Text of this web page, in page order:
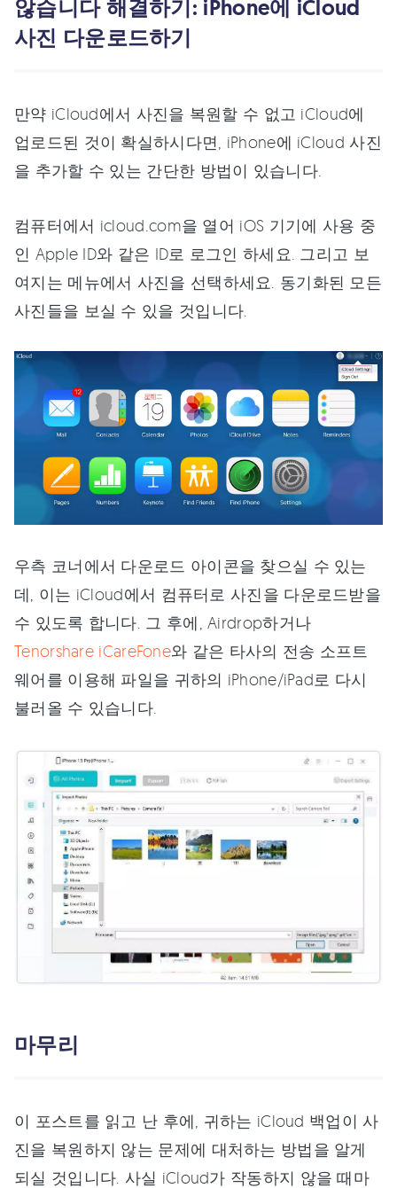
않습니다 해결하기: iPhone에 iCloud
사진 다운로드하기
만약 iCloud에서 사진을 복원할 수 없고 iCloud에
업로드된 것이 확실하시다면, iPhone에 iCloud 사진
을 추가할 수 있는 간단한 방법이 있습니다.
컴퓨터에서 icloud.com을 열어 iOS 기기에 사용 중
인 Apple ID와 같은 ID로 로그인 하세요. 그리고 보
여지는 메뉴에서 사진을 선택하세요. 동기화된 모든
사진들을 보실 수 있을 것입니다.
우측 코너에서 다운로드 아이콘을 찾으실 수 있는
데, 이는 iCloud에서 컴퓨터로 사진을 다운로드받을
수 있도록 합니다. 그 후에, Airdrop하거나
Tenorshare iCareFone와 같은 타사의 전송 소프트
웨어를 이용해 파일을 귀하의 iPhone/iPad로 다시
불러올 수 있습니다.
마무리
이 포스트를 읽고 난 후에, 귀하는 iCloud 백업이 사
진을 복원하지 않는 문제에 대처하는 방법을 알게
되실 것입니다. 사실 iCloud가 작동하지 않을 때마